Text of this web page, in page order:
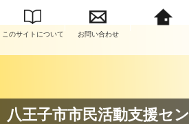
このサイトについて お問い合わせ
八王子市市民活動支援セ